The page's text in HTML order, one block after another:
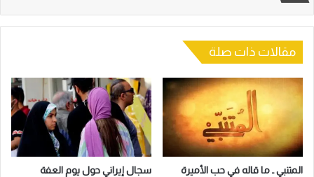
مقالات ذات صلة
المتنبي ـ ما قاله في حب الأميرة
سجال إيراني حول يوم العفة